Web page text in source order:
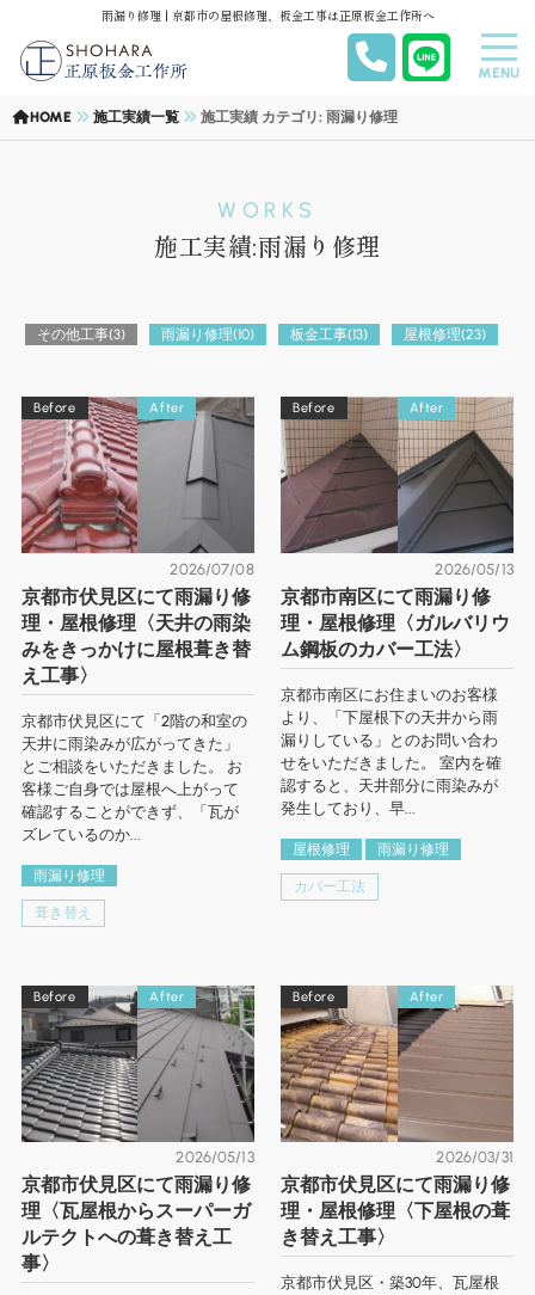
雨漏り修理 | 京都市の屋根修理、板金工事は正原板金工作所へ
MENU
HOME 施工実績一覧 施工実績 カテゴリ: 雨漏り修理
WORKS
施工実績:雨漏り修理
その他工事(3) 雨漏り修理(10) 板金工事(13) 屋根修理(23)
Before After
2026/07/08
京都市伏見区にて雨漏り修
理・屋根修理〈天井の雨染
みをきっかけに屋根葺き替
え工事〉
京都市伏見区にて「2階の和室の
天井に雨染みが広がってきた」
とご相談をいただきました。 お
客様ご自身では屋根へ上がって
確認することができず、「瓦が
ズレているのか...
雨漏り修理
葺き替え
Before After
2026/05/13
京都市南区にて雨漏り修
理・屋根修理〈ガルバリウ
ム鋼板のカバー工法〉
京都市南区にお住まいのお客様
より、「下屋根下の天井から雨
漏りしている」とのお問い合わ
せをいただきました。 室内を確
認すると、天井部分に雨染みが
発生しており、早...
屋根修理 雨漏り修理
カバー工法
Before After
2026/05/13
京都市伏見区にて雨漏り修
理〈瓦屋根からスーパーガ
ルテクトへの葺き替え工
事〉
Before After
2026/03/31
京都市伏見区にて雨漏り修
理・屋根修理〈下屋根の葺
き替え工事〉
京都市伏見区・築30年、瓦屋根